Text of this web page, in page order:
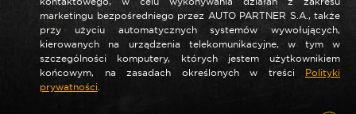
Nazwa *
E-mail*
marketingu bezpośredniego przez AUTO PARTNER S.A., także
przy użyciu automatycznych systemów wywołujących,
kierowanych na urządzenia telekomunikacyjne, w tym w
szczególności komputery, których jestem użytkownikiem
końcowym, na zasadach określonych w treści Polityki
prywatności.